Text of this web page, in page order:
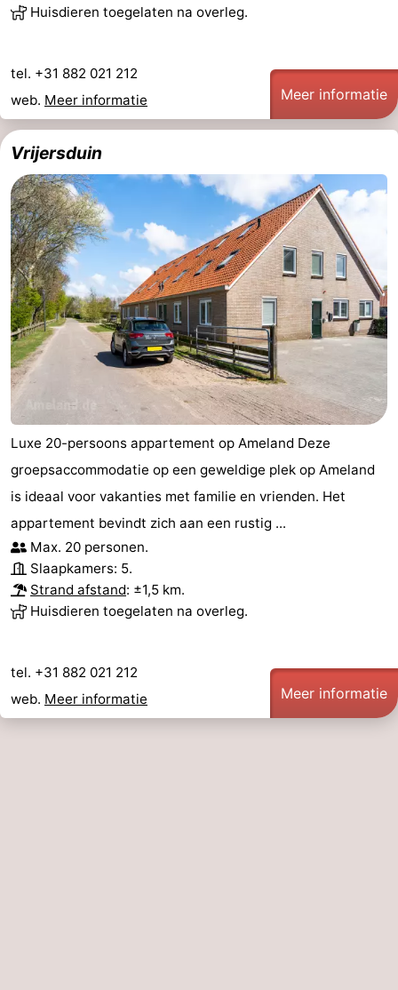
Huisdieren toegelaten na overleg.
tel. +31 882 021 212
web. Meer informatie Meer informatie
Vrijersduin
Luxe 20-persoons appartement op Ameland Deze
groepsaccommodatie op een geweldige plek op Ameland
is ideaal voor vakanties met familie en vrienden. Het
appartement bevindt zich aan een rustig ...
Max. 20 personen.
Slaapkamers: 5.
Strand afstand: ±1,5 km.
Huisdieren toegelaten na overleg.
tel. +31 882 021 212
web. Meer informatie Meer informatie